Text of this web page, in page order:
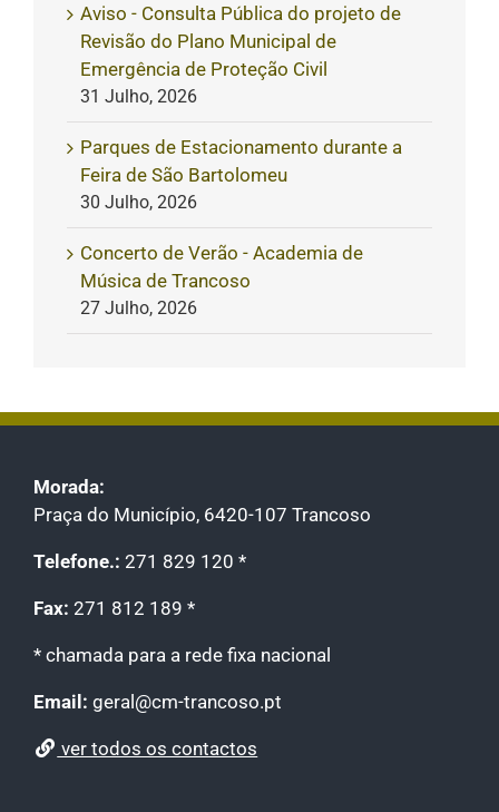
Aviso - Consulta Pública do projeto de
Revisão do Plano Municipal de
Emergência de Proteção Civil
31 Julho, 2026
Parques de Estacionamento durante a
Feira de São Bartolomeu
30 Julho, 2026
Concerto de Verão - Academia de
Música de Trancoso
27 Julho, 2026
Morada:
Praça do Município, 6420-107 Trancoso
Telefone.: 271 829 120 *
Fax: 271 812 189 *
* chamada para a rede fixa nacional
Email: geral@cm-trancoso.pt
ver todos os contactos